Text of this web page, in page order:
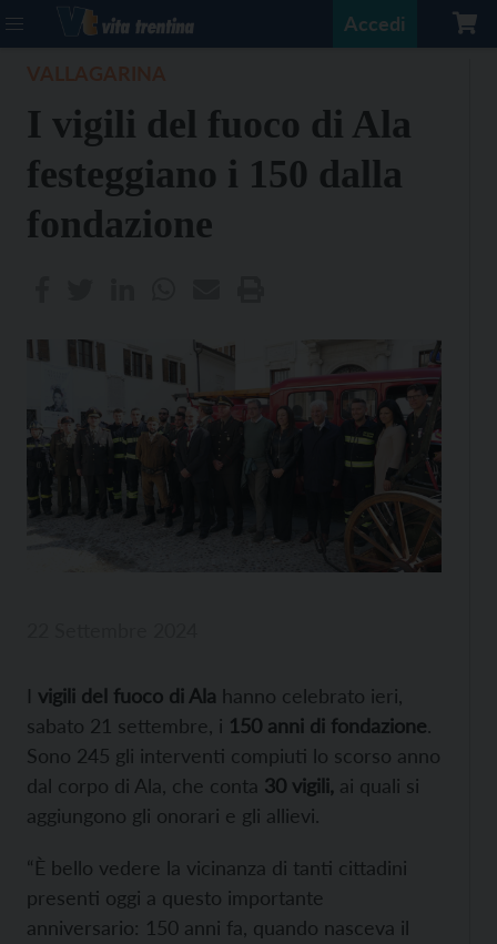
Accedi
I vigili del fuoco di Ala
festeggiano i 150 dalla
fondazione
I vigili del fuoco di Ala hanno celebrato ieri,
sabato 21 settembre, i 150 anni di fondazione.
Sono 245 gli interventi compiuti lo scorso anno
dal corpo di Ala, che conta 30 vigili, ai quali si
aggiungono gli onorari e gli allievi.
“È bello vedere la vicinanza di tanti cittadini
presenti oggi a questo importante
anniversario: 150 anni fa, quando nasceva il